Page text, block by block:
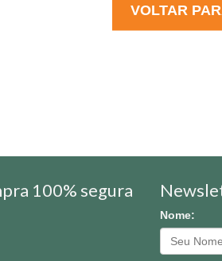
VOLTAR
100% segura
Nome: